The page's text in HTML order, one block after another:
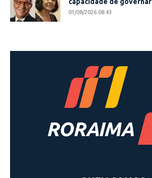
capacidade de governar
01/08/2026 08:43